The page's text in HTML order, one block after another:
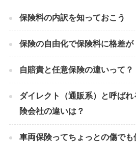
保険料の内訳を知っておこう
保険の自由化で保険料に格差が
自賠責と任意保険の違いって？
ダイレクト（通販系）と呼ば
険会社の違いは？
車両保険ってちょっとの傷でも